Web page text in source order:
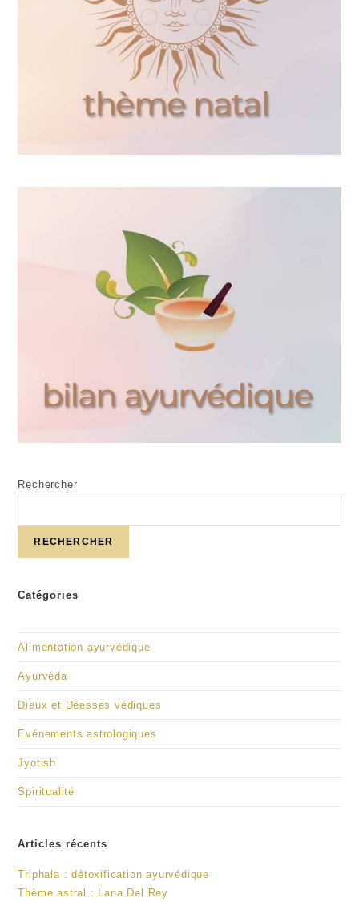
Rechercher
RECHERCHER
Catégories
Alimentation ayurvédique
Ayurvéda
Dieux et Déesses védiques
Evénements astrologiques
Jyotish
Spiritualité
Articles récents
Triphala : détoxification ayurvédique
Thème astral : Lana Del Rey